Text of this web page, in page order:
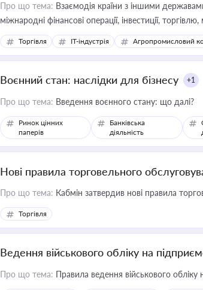
Про що тема: Взаємодія країни з іншими
міжнародні фінансові операції, інвестиції,
Торгівля IT-індустрія Агропромисловий
Воєнний стан: наслідки для бізнесу +1
Про що тема: Введення воєнного стану: що далі?
Ринок цінних
паперів
Банківська
діяльність
Нові правила торговельного
Про що тема: Кабмін затвердив нові правила
Торгівля
Ведення військового обліку на
Про що тема: Правила ведення військового